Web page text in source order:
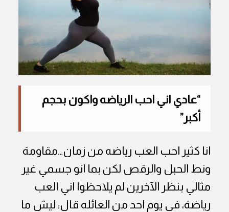
“عادي اني احب الرياضه واكون بحجم
أكبر”
انا كثير احب العب رياضه من زمان…مقاومة
ونط الحبل والرقص لكن بما انو جسمي غير
مثالي بنظر الآخرين لم يلاحظوا اني العب
رياضة، في يوم احد من العائله قال: ليش ما